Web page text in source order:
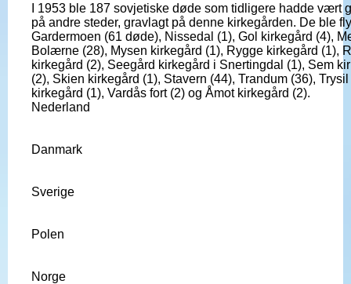
I 1953 ble 187 sovjetiske døde som tidligere hadde vært
på andre steder, gravlagt på denne kirkegården. De ble
Gardermoen (61 døde), Nissedal (1), Gol kirkegård (4),
Bolærne (28), Mysen kirkegård (1), Rygge kirkegård (1),
kirkegård (2), Seegård kirkegård i Snertingdal (1), Sem
(2), Skien kirkegård (1), Stavern (44), Trandum (36), Trysil
kirkegård (1), Vardås fort (2) og Åmot kirkegård (2).
Nederland
Danmark
Sverige
Polen
Norge